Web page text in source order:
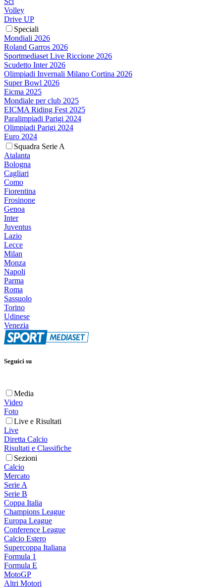
Volley
Drive UP
Speciali
Mondiali 2026
Roland Garros 2026
Sportmediaset Live Riccione 2026
Scudetto Inter 2026
Olimpiadi Invernali Milano Cortina 2026
Super Bowl 2026
Eicma 2025
Mondiale per club 2025
EICMA Riding Fest 2025
Paralimpiadi Parigi 2024
Olimpiadi Parigi 2024
Euro 2024
Squadra Serie A
Atalanta
Bologna
Cagliari
Como
Fiorentina
Frosinone
Genoa
Inter
Juventus
Lazio
Lecce
Milan
Monza
Napoli
Parma
Roma
Sassuolo
Torino
Udinese
Venezia
Seguici su
Media
Video
Foto
Live e Risultati
Live
Diretta Calcio
Risultati e Classifiche
Sezioni
Calcio
Mercato
Serie A
Serie B
Coppa Italia
Champions League
Europa League
Conference League
Calcio Estero
Supercoppa Italiana
Formula 1
Formula E
MotoGP
Altri Motori